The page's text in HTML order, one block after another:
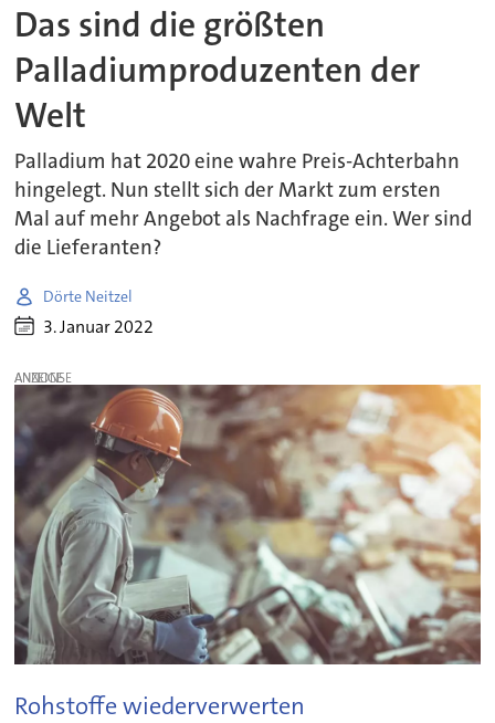
Das sind die größten
Palladiumproduzenten der
Welt
Palladium hat 2020 eine wahre Preis-Achterbahn
hingelegt. Nun stellt sich der Markt zum ersten
Mal auf mehr Angebot als Nachfrage ein. Wer sind
die Lieferanten?
Dörte Neitzel
3. Januar 2022
ANZEIGE
Rohstoffe wiederverwerten